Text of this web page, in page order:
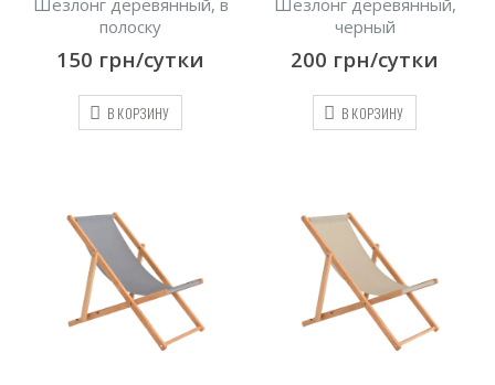
Шезлонг деревянный, в
полоску
150 грн/сутки
В КОРЗИНУ
Шезлонг деревянный,
черный
200 грн/сутки
В КОРЗИНУ